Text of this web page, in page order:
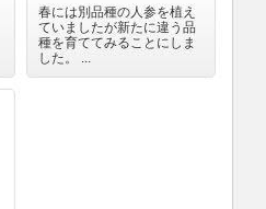
春には別品種の人参を植え
ていましたが新たに違う品
種を育ててみることにしま
した。 ...